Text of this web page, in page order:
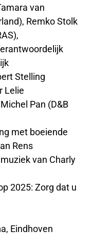
van
Remko Stolk
Stelling
Lelie
Pan (D&B
met boeiende
Rens
van Charly
2025: Zorg dat u
Eindhoven